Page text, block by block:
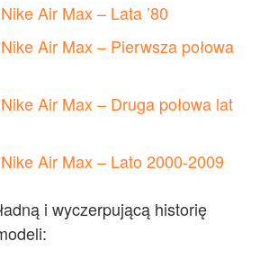
Air Max – Lata ’80
Air Max – Pierwsza połowa
Air Max – Druga połowa lat
Air Max – Lato 2000-2009
i wyczerpującą historię